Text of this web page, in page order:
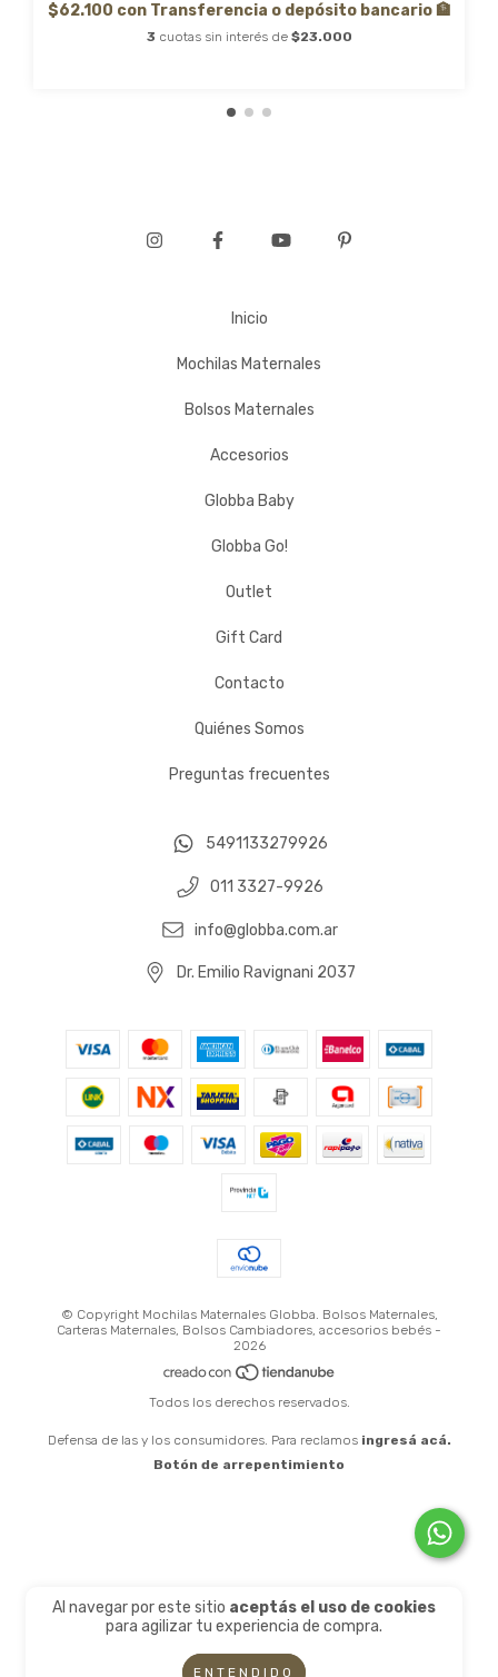
Al navegar por este sitio aceptás el uso de cookies
para agilizar tu experiencia de compra.
ENTENDIDO
$62.100 con Transferencia o depósito bancario 🏦
3 cuotas sin interés de $23.000
Inicio
Mochilas Maternales
Bolsos Maternales
Accesorios
Globba Baby
Globba Go!
Outlet
Gift Card
Contacto
Quiénes Somos
Preguntas frecuentes
5491133279926
011 3327-9926
info@globba.com.ar
Dr. Emilio Ravignani 2037
© Copyright Mochilas Maternales Globba. Bolsos Maternales,
Carteras Maternales, Bolsos Cambiadores, accesorios bebés -
2026
Todos los derechos reservados.
Defensa de las y los consumidores. Para reclamos ingresá acá.
Botón de arrepentimiento